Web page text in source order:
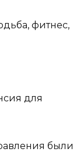
фитнес,
были